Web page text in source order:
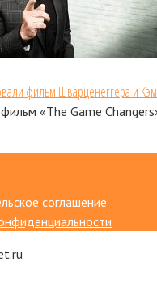
фильм Шварценеггера и
«The Game
соглашение